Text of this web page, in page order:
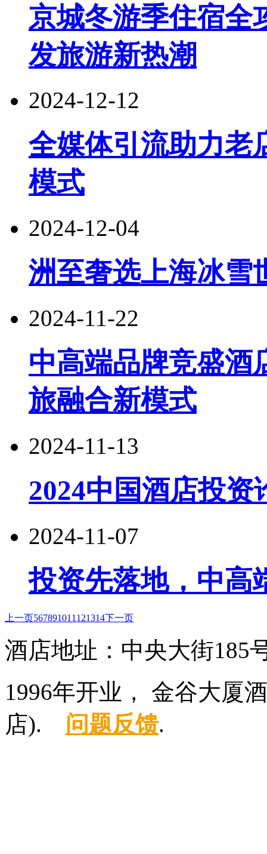
京城冬游季住宿全
发旅游新热潮
2024-12-12
全媒体引流助力老
模式
2024-12-04
洲至奢选上海冰雪
2024-11-22
中高端品牌竞盛酒
旅融合新模式
2024-11-13
2024中国酒店投
2024-11-07
投资先落地，中高
上一页567891011 121314下一页
酒店地址：中央大街185
1996年开业， 金谷大厦
店). 问题反馈.